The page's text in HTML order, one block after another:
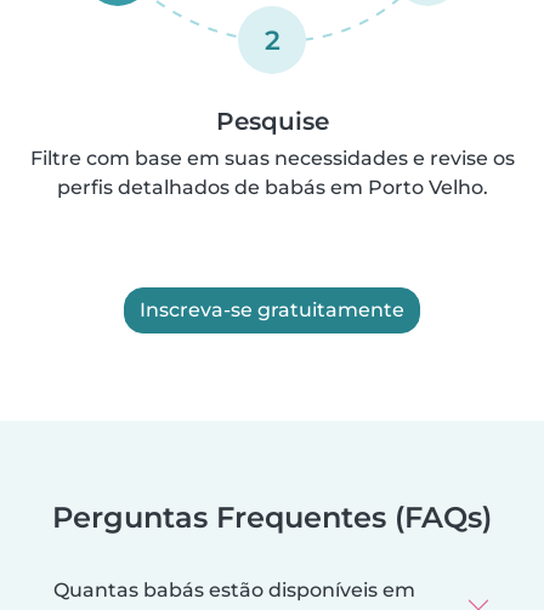
2
Pesquise
Filtre com base em suas necessidades e revise os
perfis detalhados de babás em Porto Velho.
Inscreva-se gratuitamente
Perguntas Frequentes (FAQs)
Quantas babás estão disponíveis em